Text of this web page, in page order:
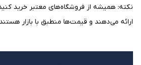
نکته: همیشه از فروشگاه‌های معتبر خرید
ارائه می‌دهند و قیمت‌ها منطبق با بازار